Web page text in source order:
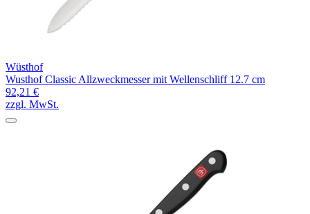
Wüsthof
Wusthof Classic Allzweckmesser mit Wellenschliff 12.7 cm
92,21 €
zzgl. MwSt.